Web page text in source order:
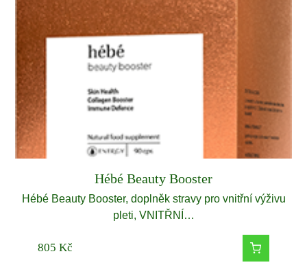
Hébé Beauty Booster
Hébé Beauty Booster, doplněk stravy pro vnitřní výživu
pleti, VNITŘNÍ…
805 Kč